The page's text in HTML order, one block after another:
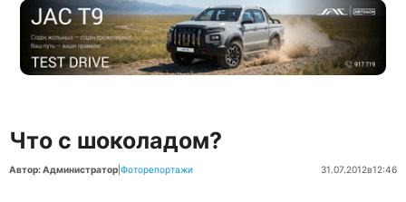
Что с шоколадом?
Автор: Администратор Фоторепортажи 31.07.2012в12:46